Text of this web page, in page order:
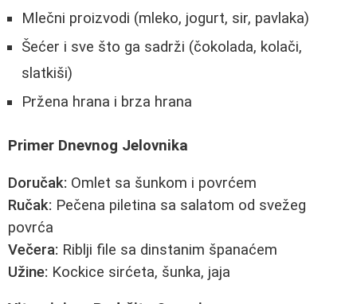
Mlečni proizvodi (mleko, jogurt, sir, pavlaka)
Šećer i sve što ga sadrži (čokolada, kolači,
slatkiši)
Pržena hrana i brza hrana
Primer Dnevnog Jelovnika
Doručak: Omlet sa šunkom i povrćem
Ručak: Pečena piletina sa salatom od svežeg
povrća
Večera: Riblji file sa dinstanim španaćem
Užine: Kockice sirćeta, šunka, jaja